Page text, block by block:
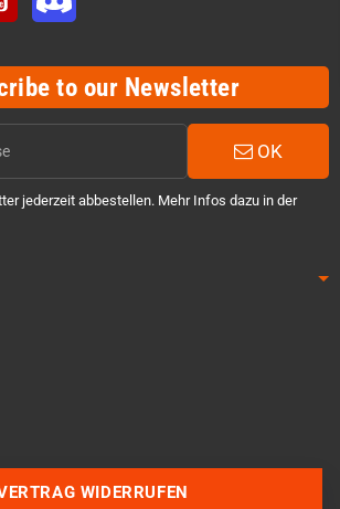
to our Newsletter
OK
jederzeit abbestellen. Mehr Infos dazu in der
Über WhatsApp schreiben
WIDERRUFEN